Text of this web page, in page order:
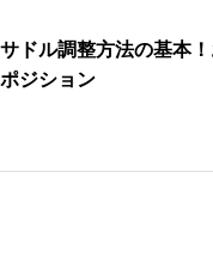
ドル調整方法の基本
ジション